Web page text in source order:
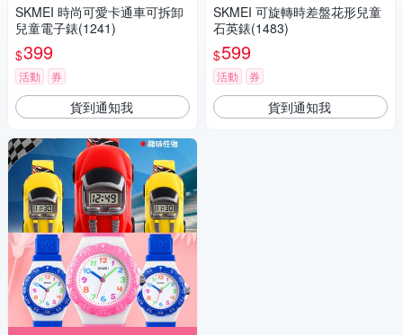
SKMEI 時尚可愛卡通車可拆卸
兒童電子錶(1241)
$399
活動 券
貨到通知我
SKMEI 可旋轉時差盤花形兒童
石英錶(1483)
$599
活動 券
貨到通知我